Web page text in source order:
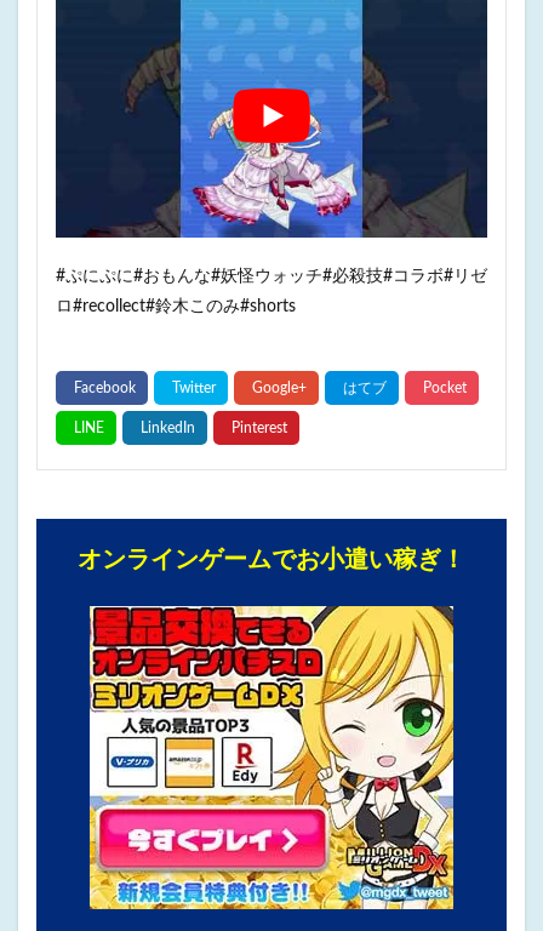
#ぷにぷに#おもんな#妖怪ウォッチ#必殺技#コラボ#リゼ
ロ#recollect#鈴木このみ#shorts
オンラインゲームでお小遣い稼ぎ！